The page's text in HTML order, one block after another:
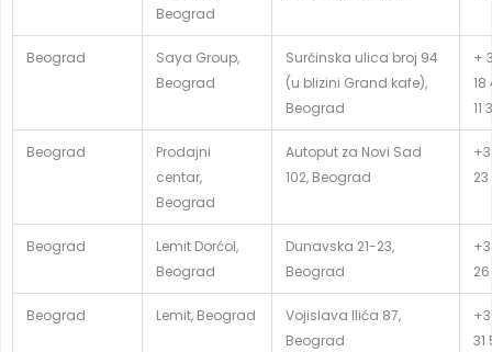
Beograd
Beograd
Saya Group,
Beograd
Surčinska ulica broj 94
(u blizini Grand kafe),
Beograd
+
18
11
Beograd
Prodajni
centar,
Beograd
Autoput za Novi Sad
102, Beograd
23
Beograd
Lemit Dorćol,
Beograd
Dunavska 21-23,
Beograd
Beograd Lemit, Beograd
Vojislava Ilića 87,
Beograd
31